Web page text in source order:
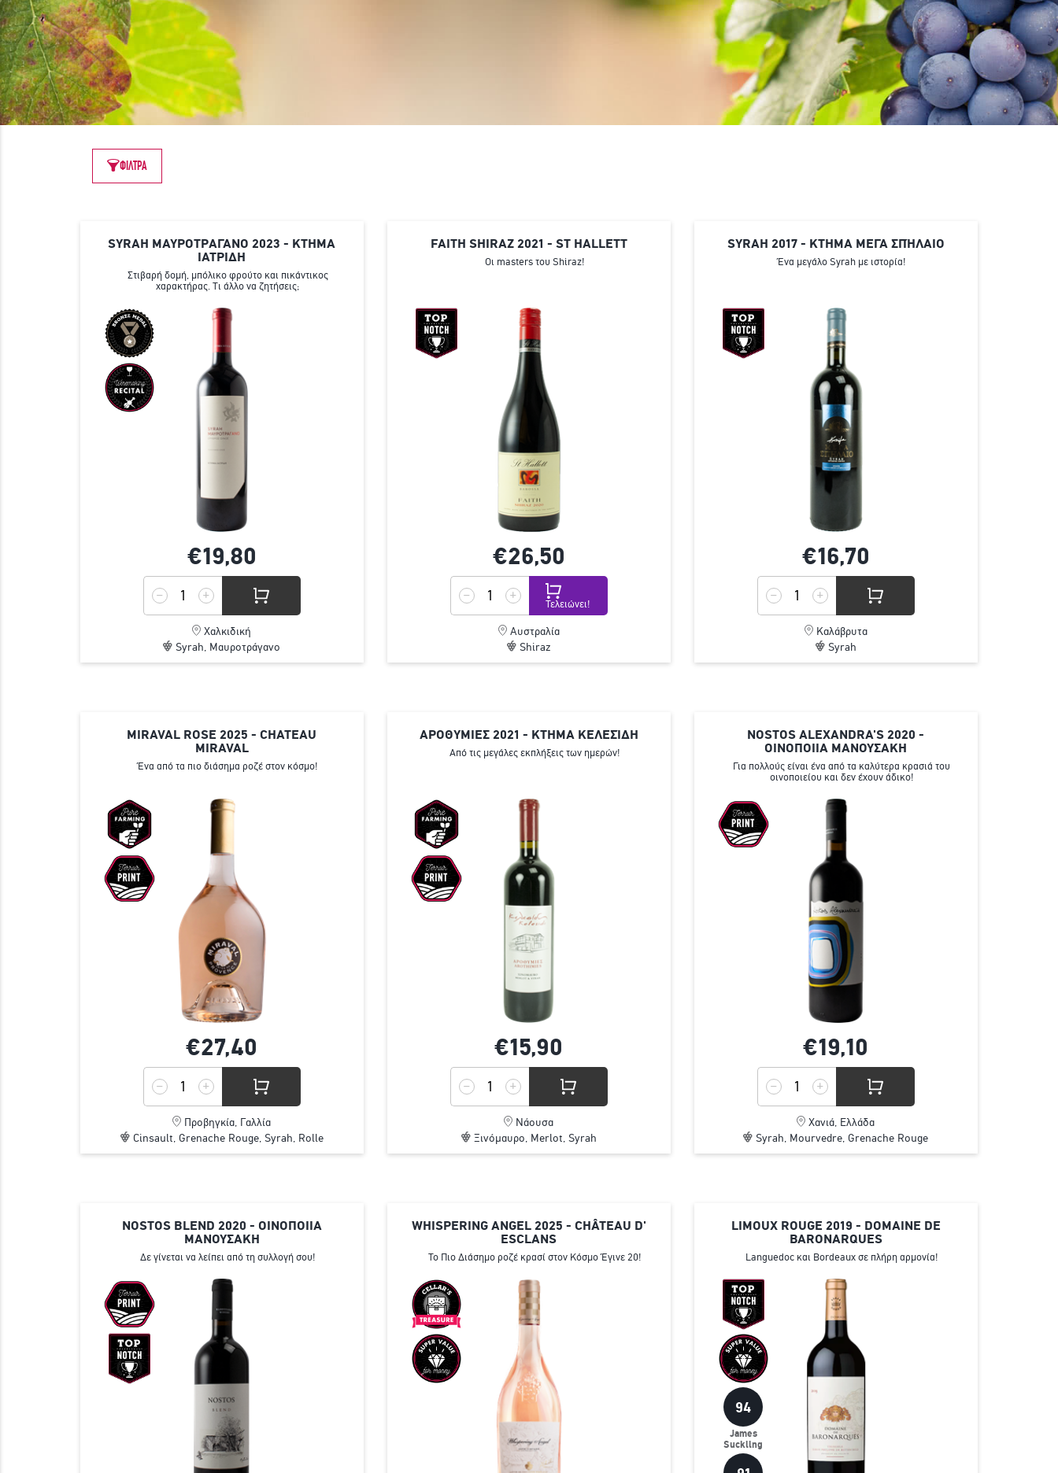
ΦΙΛΤΡΑ
SYRAH ΜΑΥΡΟΤΡΑΓΑΝΟ 2023 - ΚΤΗΜΑ
ΙΑΤΡΙΔΗ
Στιβαρή δομή, μπόλικο φρούτο και πικάντικος
χαρακτήρας. Τι άλλο να ζητήσεις;
€19,80
Χαλκιδική
Syrah, Μαυροτράγανο
FAITH SHIRAZ 2021 - ST HALLETT
Οι masters του Shiraz!
€26,50
Τελειώνει!
Αυστραλία
Shiraz
SYRAH 2017 - ΚΤΗΜΑ ΜΕΓΑ ΣΠΉΛΑΙΟ
Ένα μεγάλο Syrah με ιστορία!
€16,70
Καλάβρυτα
Syrah
MIRAVAL ROSE 2025 - CHATEAU
MIRAVAL
Ένα από τα πιο διάσημα ροζέ στον κόσμο!
€27,40
Προβηγκία, Γαλλία
Cinsault, Grenache Rouge, Syrah, Rolle
ΑΡΟΘΥΜΙΕΣ 2021 - ΚΤΗΜΑ ΚΕΛΕΣΊΔΗ
Από τις μεγάλες εκπλήξεις των ημερών!
€15,90
Νάουσα
Ξινόμαυρο, Merlot, Syrah
NOSTOS ALEXANDRA'S 2020 -
ΟΙΝΟΠΟΙΙΑ ΜΑΝΟΥΣΑΚΗ
Για πολλούς είναι ένα από τα καλύτερα κρασιά του
οινοποιείου και δεν έχουν άδικο!
€19,10
Χανιά, Ελλάδα
Syrah, Mourvedre, Grenache Rouge
NOSTOS BLEND 2020 - ΟΙΝΟΠΟΙΙΑ
ΜΑΝΟΥΣΑΚΗ
Δε γίνεται να λείπει από τη συλλογή σου!
WHISPERING ANGEL 2025 - CHÂTEAU D'
ESCLANS
Το Πιο Διάσημο ροζέ κρασί στον Κόσμο Έγινε 20!
LIMOUX ROUGE 2019 - DOMAINE DE
BARONARQUES
Languedoc και Bordeaux σε πλήρη αρμονία!
94
James
Suckling